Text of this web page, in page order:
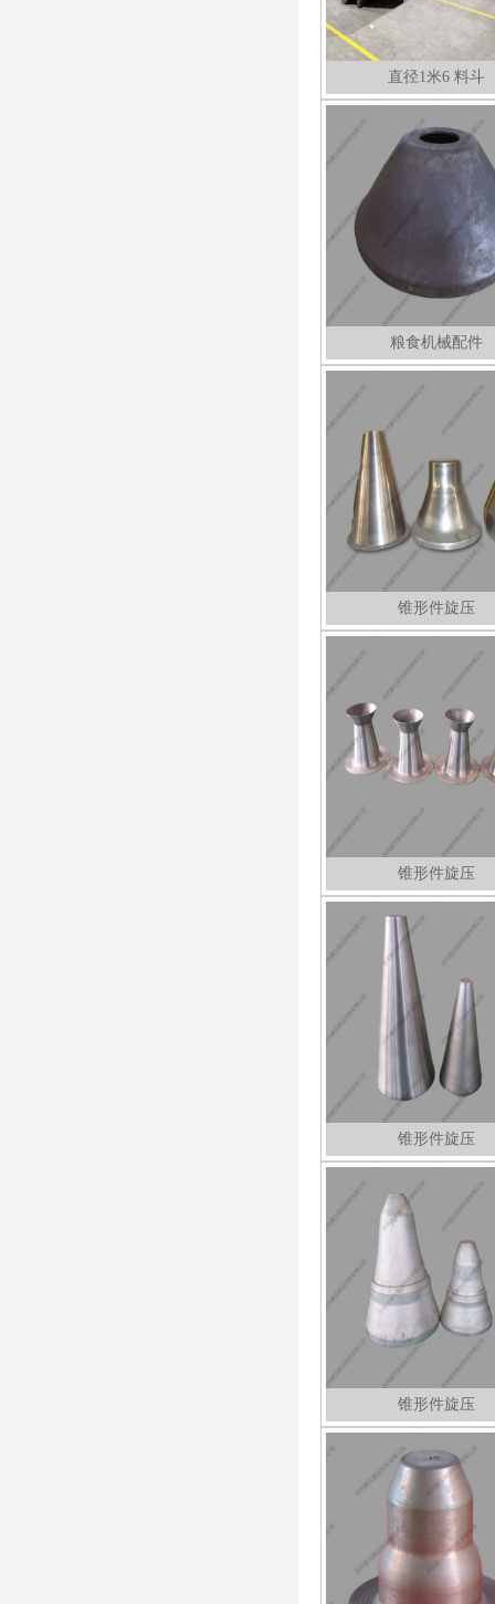
直径1米6 料斗
粮食机械配件
锥形件旋压
锥形件旋压
锥形件旋压
锥形件旋压